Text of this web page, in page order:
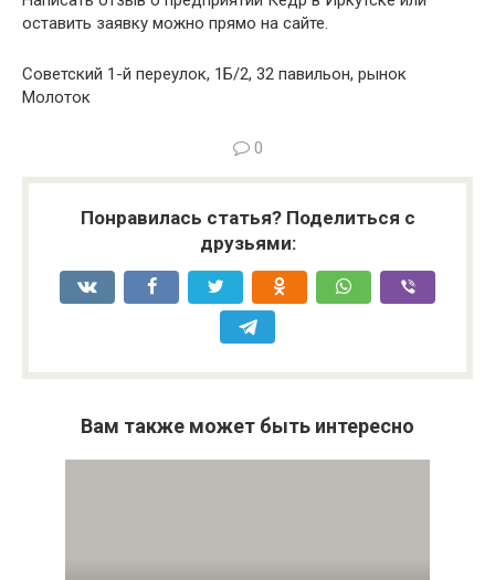
оставить заявку можно прямо на сайте.
Советский 1-й переулок, 1Б/2, 32 павильон, рынок
Молоток
0
Понравилась статья? Поделиться с
друзьями:
Вам также может быть интересно